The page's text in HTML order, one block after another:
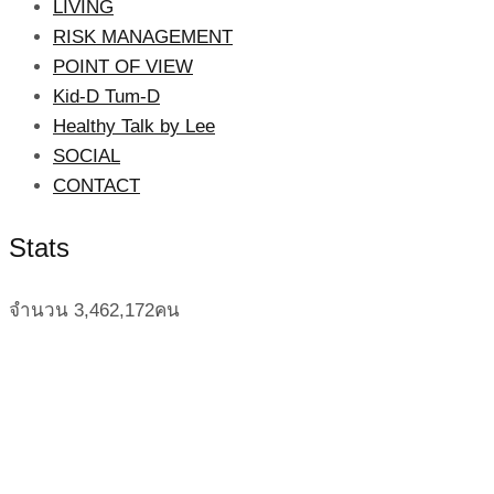
LIVING
RISK MANAGEMENT
POINT OF VIEW
Kid-D Tum-D
Healthy Talk by Lee
SOCIAL
CONTACT
Stats
จำนวน 3,462,172คน